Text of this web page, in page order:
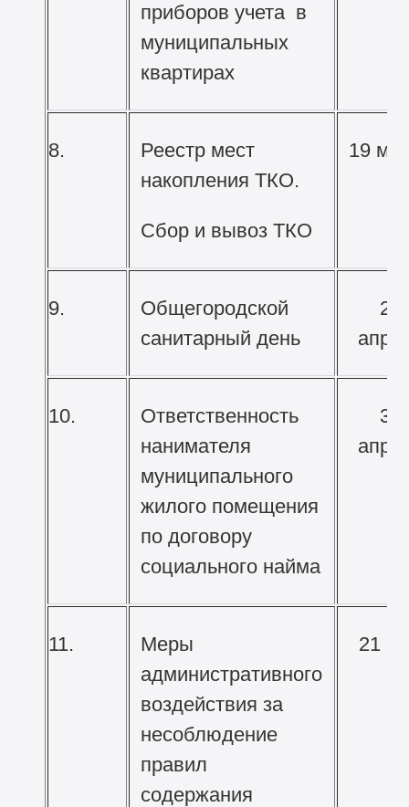
приборов учета в
муниципальных
квартирах
8.
Реестр мест
накопления ТКО.
Сбор и вывоз ТКО
19
9.
Общегородской
санитарный день
23
10.
Ответственность
нанимателя
муниципального
жилого помещения
по договору
социального найма
30
11.
Меры
административного
воздействия за
несоблюдение
правил
содержания
21